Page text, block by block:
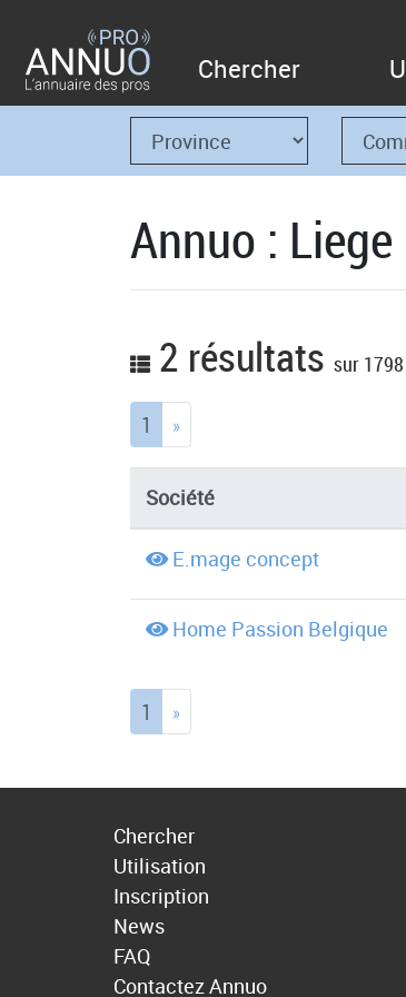
Chercher
Annuo :
2 résultats sur
1 (current)
»
Société
E.mage concept
Home Passion Belgique
1 (current)
»
Chercher
Utilisation
Inscription
News
FAQ
Contactez Annuo